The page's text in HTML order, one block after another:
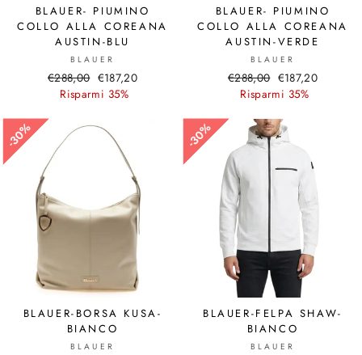
BLAUER- PIUMINO
COLLO ALLA COREANA
AUSTIN-BLU
BLAUER
Prezzo
€288,00 Prezzo
scontato
€187,20
Risparmi 35%
BLAUER- PIUMINO
COLLO ALLA COREANA
AUSTIN-VERDE
BLAUER
Prezzo
€288,00 Prezzo
scontato
€187,20
Risparmi 35%
30%
30%
BLAUER-BORSA KUSA-
BIANCO
BLAUER
30%
30%
BLAUER-FELPA SHAW-
BIANCO
BLAUER